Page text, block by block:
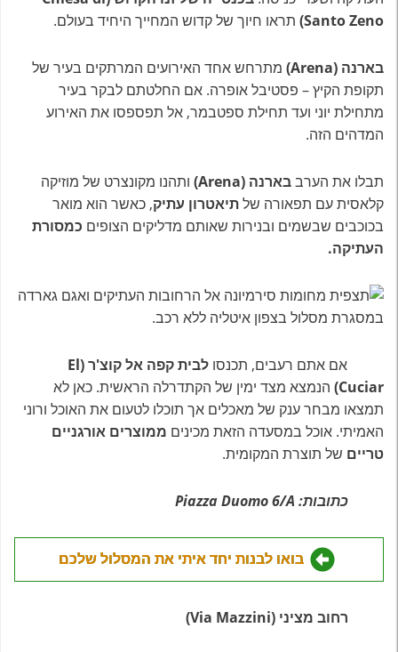
Santo Zeno) תראו חיוך של קדוש המחייך היחיד בעולם.
בארנה (Arena)
מתרחש אחד האירועים המרתקים בעיר של
תקופת הקיץ – פסטיבל אופרה. אם החלטתם לבקר בעיר
מתחילת יוני ועד תחילת ספטבמר, אל תפספסו את האירוע
המדהים הזה.
תבלו את הערבבארנה (Arena)
ותהנו מקונצרט של מוזיקה
קלאסית עם תפאורה שלתיאטרון עתיק, כאשר הוא מואר
בכוכבים שבשמים ובנירות שאותם מדליקים הצופים כמסורת
העתיקה.
אם אתם רעבים, תכנסו לבית קפה אל קוצ'ר (El
Cuciar) הנמצא מצד ימין של הקתדרלה הראשית. כאן לא
תמצאו מבחר ענק של מאכלים אך תוכלו לטעום את האוכל ורוני
האמיתי. אוכל במסעדה הזאת מכינים ממוצרים אורגניים
טריים של תוצרת המקומית.
כתובות: Piazza Duomo 6/A
בואו לבנות יחד איתי את המסלול שלכם
רחוב מציני (Via Mazzini)